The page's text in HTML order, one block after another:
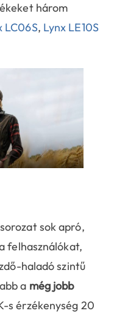
három
LC06S, Lynx LE10S
sok apró,
felhasználókat,
haladó szintű
a még jobb
s érzékenység 20